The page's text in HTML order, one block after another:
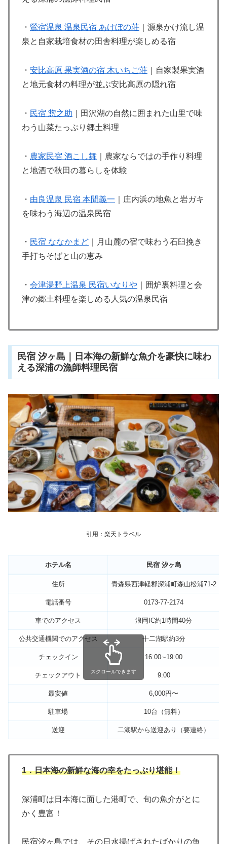
・ 鶯宿温泉 温泉民宿 あけぼの荘 ｜源泉かけ流し温
泉と自家栽培食材の田舎料理が楽しめる宿
・ 安比高原 果実酒の宿 木いちご荘 ｜自家製果実酒
と地元食材の料理が並ぶ安比高原の隠れ宿
・ 民宿 惣之助 ｜田沢湖の自然に囲まれた山里で味
わう山菜たっぷり郷土料理
・ 農家民宿 酒こし舞 ｜農家ならではの手作り料理
と地酒で秋田の暮らしを体験
・ 由良温泉 民宿 本間義一 ｜庄内浜の地魚と岩ガキ
を味わう海辺の温泉民宿
・ 民宿 ななかまど ｜月山麓の宿で味わう石臼挽き
手打ちそばと山の恵み
・ 会津湯野上温泉 民宿いなりや ｜囲炉裏料理と会
津の郷土料理を楽しめる人気の温泉民宿
民宿 汐ヶ島｜日本海の新鮮な魚介を豪快に味わ
える深浦の漁師料理民宿
引用：楽天トラベル
ホテル名 民宿 汐ヶ島
住所 青森県西津軽郡深浦町森山松浦71-2
電話番号 0173-77-2174
車でのアクセス 浪岡IC約1時間40分
公共交通機関でのアクセス 十二湖駅約3分
チェックイン 16:00∼19:00
チェックアウト 9:00
最安値 6,000円〜
駐車場 10台（無料）
送迎 二湖駅から送迎あり（要連絡）
スクロールできます
1．日本海の新鮮な海の幸をたっぷり堪能！
深浦町は日本海に面した港町で、旬の魚介がとに
かく豊富！
民宿汐ヶ島では、その日水揚げされたばかりの魚